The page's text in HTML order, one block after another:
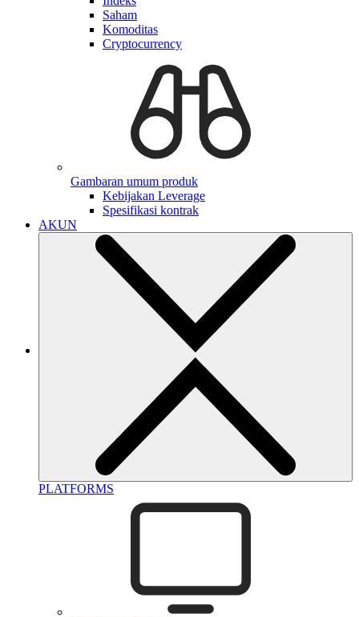
Saham
Komoditas
Cryptocurrency
Gambaran umum produk
Kebijakan Leverage
Spesifikasi kontrak
AKUN
PLATFORMS